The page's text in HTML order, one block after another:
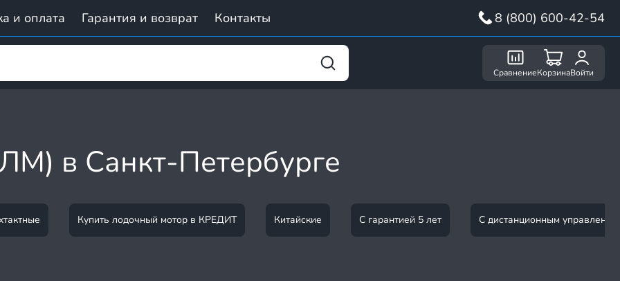
и оплата Гарантия и возврат Контакты 8 (800) 600-42-54
СравнениеКорзинаВойти
в Санкт-Петербурге
Купить лодочный мотор в КРЕДИТ Китайские С гарантией 5 лет С дистанционным